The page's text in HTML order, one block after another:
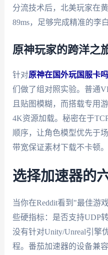
分流技术后，北美玩家在
89ms，足够完成精准的李
原神玩家的跨洋之
针对原神在国外玩国服卡吗
们做了组对照实验。普通
且贴图模糊，而搭载专用
4K资源加载。秘密在于
顺序，让角色模型优先于
带宽保证素材下载不卡顿。
选择加速器的
当你在Reddit看到"最佳游
些硬指标：是否支持UDP
没有针对Unity/Unreal引擎
程。番茄加速器的设备兼